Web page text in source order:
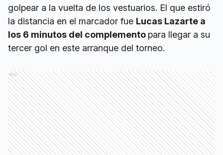
golpear a la vuelta de los vestuarios. El que estiró
la distancia en el marcador fue Lucas Lazarte a
los 6 minutos del complemento para llegar a su
tercer gol en este arranque del torneo.
Ads